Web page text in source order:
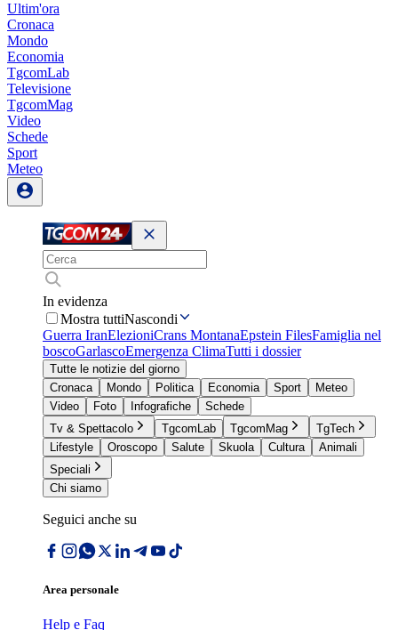
Ultim'ora
Cronaca
Mondo
Economia
TgcomLab
Televisione
TgcomMag
Video
Schede
Sport
Meteo
In evidenza
Mostra tuttiNascondi
Guerra IranElezioniCrans MontanaEpstein FilesFamiglia nel
boscoGarlascoEmergenza ClimaTutti i dossier
Tutte le notizie del giorno
Cronaca
Mondo Politica Economia Sport
Meteo
Video
Foto Infografiche
Schede
Tv & Spettacolo
TgcomLab TgcomMag
TgTech
Lifestyle
Oroscopo Salute Skuola Cultura
Animali
Speciali
Chi siamo
Seguici anche su
Area personale
Help e Faq